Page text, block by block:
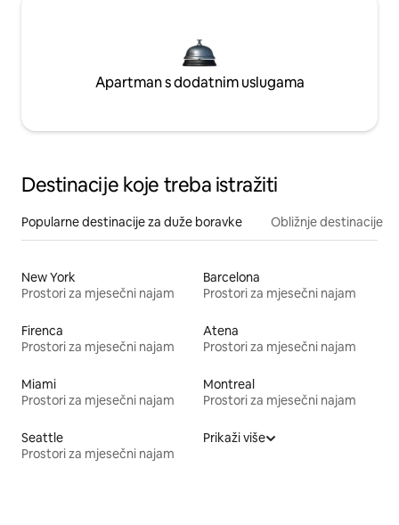
Apartman s dodatnim uslugama
Destinacije koje treba istražiti
Popularne destinacije za duže boravke Obližnje destinacije
New York
Prostori za mjesečni najam
Barcelona
Prostori za mjesečni najam
Firenca
Prostori za mjesečni najam
Atena
Prostori za mjesečni najam
Miami
Prostori za mjesečni najam
Montreal
Prostori za mjesečni najam
Seattle
Prostori za mjesečni najam
Prikaži više